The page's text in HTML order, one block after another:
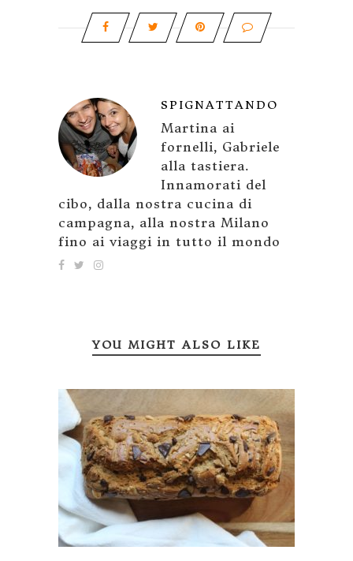
SPIGNATTANDO
Martina ai
fornelli, Gabriele
alla tastiera.
Innamorati del
cibo, dalla nostra cucina di
campagna, alla nostra Milano
fino ai viaggi in tutto il mondo
YOU MIGHT ALSO LIKE